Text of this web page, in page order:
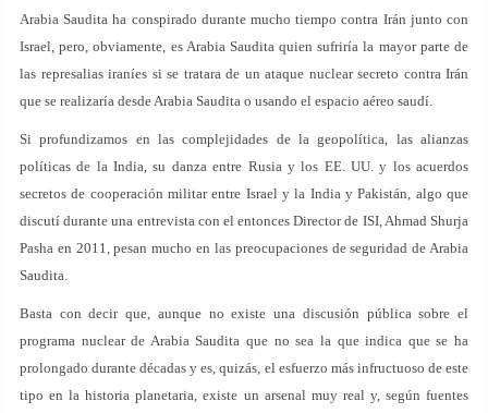
Arabia Saudita ha conspirado durante mucho tiempo contra Irán junto con
Israel, pero, obviamente, es Arabia Saudita quien sufriría la mayor parte de
las represalias iraníes si se tratara de un ataque nuclear secreto contra Irán
que se realizaría desde Arabia Saudita o usando el espacio aéreo saudí.
Si profundizamos en las complejidades de la geopolítica, las alianzas
políticas de la India, su danza entre Rusia y los EE. UU. y los acuerdos
secretos de cooperación militar entre Israel y la India y Pakistán, algo que
discutí durante una entrevista con el entonces Director de ISI, Ahmad Shurja
Pasha en 2011, pesan mucho en las preocupaciones de seguridad de Arabia
Saudita.
Basta con decir que, aunque no existe una discusión pública sobre el
programa nuclear de Arabia Saudita que no sea la que indica que se ha
prolongado durante décadas y es, quizás, el esfuerzo más infructuoso de este
tipo en la historia planetaria, existe un arsenal muy real y, según fuentes